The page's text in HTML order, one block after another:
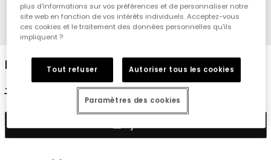
1 2 3 4
Pack de chaussettes en coton marron
12,95 €
6,45 € 5,15 €
Ajouter
plus d'informations sur vos préférences et de personnaliser notre
site web en fonction de vos intérêts individuels. Acceptez-vous
ces cookies et le traitement des données personnelles qu'ils
impliquent ?
Tout refuser Autoriser tous les cookies
Paramètres des cookies